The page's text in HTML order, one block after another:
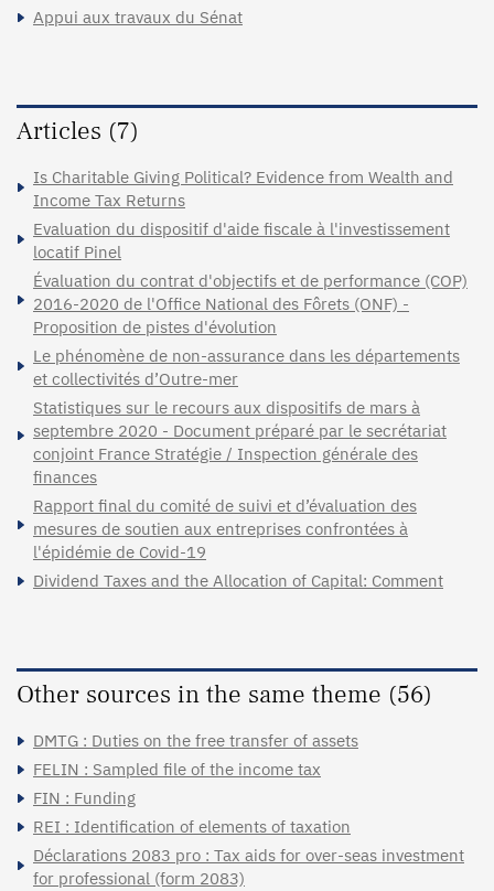
Appui aux travaux du Sénat
Articles (7)
Is Charitable Giving Political? Evidence from Wealth and
Income Tax Returns
Evaluation du dispositif d'aide fiscale à l'investissement
locatif Pinel
Évaluation du contrat d'objectifs et de performance (COP)
2016-2020 de l'Office National des Fôrets (ONF) -
Proposition de pistes d'évolution
Le phénomène de non-assurance dans les départements
et collectivités d’Outre-mer
Statistiques sur le recours aux dispositifs de mars à
septembre 2020 - Document préparé par le secrétariat
conjoint France Stratégie / Inspection générale des
finances
Rapport final du comité de suivi et d’évaluation des
mesures de soutien aux entreprises confrontées à
l'épidémie de Covid-19
Dividend Taxes and the Allocation of Capital: Comment
Other sources in the same theme (56)
DMTG : Duties on the free transfer of assets
FELIN : Sampled file of the income tax
FIN : Funding
REI : Identification of elements of taxation
Déclarations 2083 pro : Tax aids for over-seas investment
for professional (form 2083)